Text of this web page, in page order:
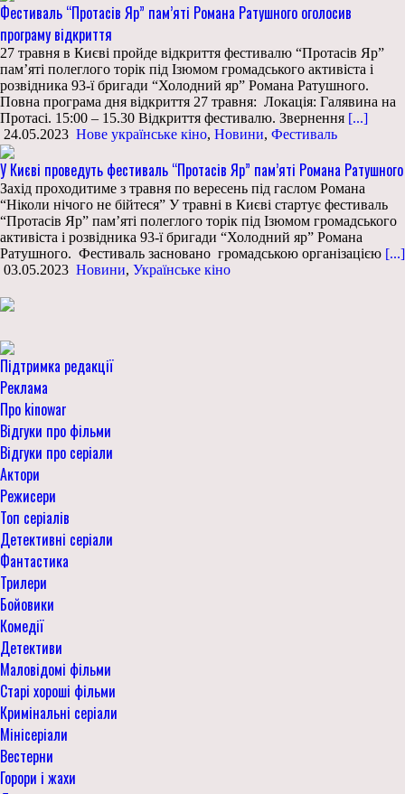
Фестиваль “Протасів Яр” пам’яті Романа Ратушного оголосив
програму відкриття
27 травня в Києві пройде відкриття фестивалю “Протасів Яр”
пам’яті полеглого торік під Ізюмом громадського активіста і
розвідника 93-ї бригади “Холодний яр” Романа Ратушного.
Повна програма дня відкриття 27 травня: Локація: Галявина на
Протасі. 15:00 – 15.30 Відкриття фестивалю. Звернення [...]
24.05.2023 Нове українське кіно, Новини, Фестиваль
У Києві проведуть фестиваль “Протасів Яр” пам’яті Романа Ратушного
Захід проходитиме з травня по вересень під гаслом Романа
“Ніколи нічого не бійтеся” У травні в Києві стартує фестиваль
“Протасів Яр” пам’яті полеглого торік під Ізюмом громадського
активіста і розвідника 93-ї бригади “Холодний яр” Романа
Ратушного. Фестиваль засновано громадською організацією [...]
03.05.2023 Новини, Українське кіно
Підтримка редакції
Реклама
Про kinowar
Відгуки про фільми
Відгуки про серіали
Актори
Режисери
Топ серіалів
Детективні серіали
Фантастика
Трилери
Бойовики
Комедії
Детективи
Маловідомі фільми
Старі хороші фільми
Кримінальні серіали
Мінісеріали
Вестерни
Горори і жахи